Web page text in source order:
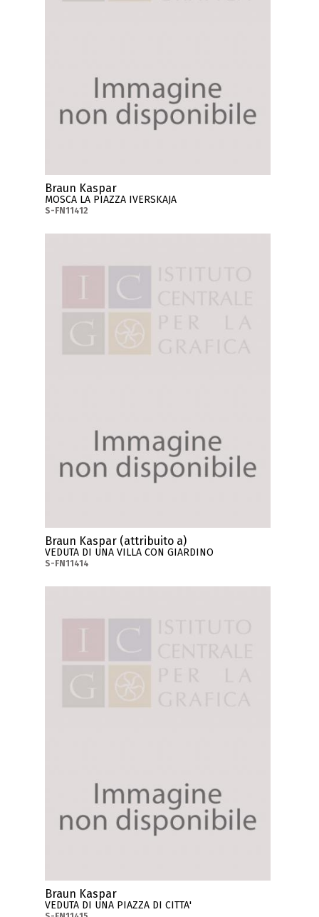
Braun Kaspar
MOSCA LA PIAZZA IVERSKAJA
S-FN11412
Braun Kaspar (attribuito a)
VEDUTA DI UNA VILLA CON GIARDINO
S-FN11414
Braun Kaspar
VEDUTA DI UNA PIAZZA DI CITTA'